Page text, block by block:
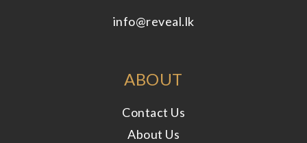
info@reveal.lk
ABOUT
Contact Us
About Us